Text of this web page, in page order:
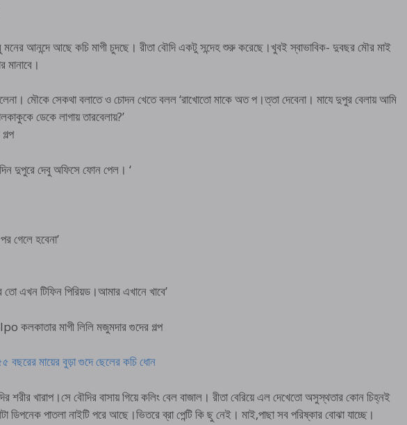
মনের আনন্দে আছে কচি মাগী চুদছে। রীতা বৌদি একটু সন্দেহ শুরু করেছে।খুবই স্বাভাবিক- দুবছর মৌর মাই
মানাবে।
মৌকে সেকথা বলাতে ও চোদন খেতে বলল ‘রাখোতো মাকে অত প।ত্তা দেবেনা। মাযে দুপুর বেলায় আমি
ডেকে লাগায় তারবেলায়?’
দুপুরে দেবু অফিসে ফোন পেল। ‘
গেলে হবেনা’
তো এখন টিফিন পিরিয়ড।আমার এখানে খাবে’
মাগী লিলি মজুমদার গুদের গল্প
মায়ের বুড়া গুদে ছেলের কচি ধোন
শরীর খারাপ।সে বৌদির বাসায় গিয়ে কলিং বেল বাজাল। রীতা বেরিয়ে এল দেখেতো অসুস্থতার কোন চিহ্নই
ডিপনেক পাতলা নাইটি পরে আছে।ভিতরে ব্রা পেন্টি কি ছু নেই। মাই,পাছা সব পরিষ্কার বোঝা যাচ্ছে।